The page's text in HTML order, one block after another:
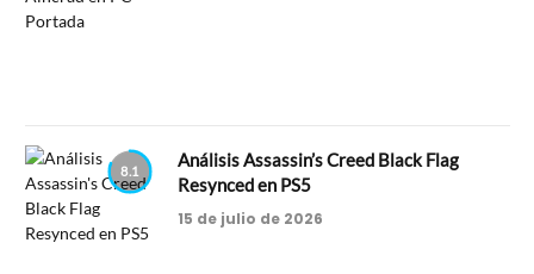
8.1
Análisis Assassin’s Creed Black Flag
Resynced en PS5
15 de julio de 2026